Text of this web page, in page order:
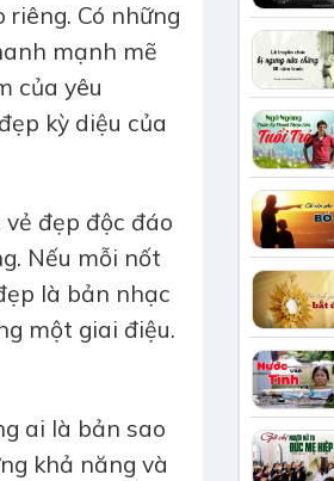
Có những
mạnh mẽ
của yêu
kỳ diệu của
đẹp độc đáo
Nếu mỗi nốt
là bản nhạc
một giai điệu.
ai là bản sao
khả năng và